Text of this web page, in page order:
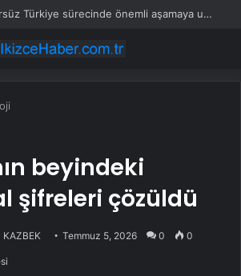
gibi kaza: 35 kişi öldü
beyindeki
şifreleri çözüldü
KAZBEK Temmuz 5, 2026 0 0